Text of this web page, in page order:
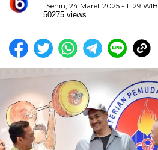
Senin, 24 Maret 2025 - 11:29 WIB
50275 views